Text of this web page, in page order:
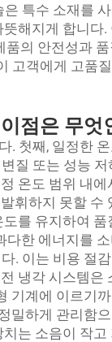
특수 소재를
해지게 합니다.
의 안전성과
고객에게 고품
점은 무엇
. 첫째, 일정한
질 또는 성능
온도 범위 내
휘하지 못할 수
를 유지하여
다한 에너지를
. 이는 비용 절
냉각 시스템은
기계에 이르기
밀하게 관리함
는 소음이 작